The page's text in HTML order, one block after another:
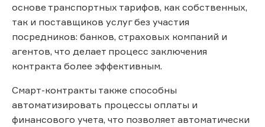
основе транспортных тарифов, как собственных,
так и поставщиков услуг без участия
посредников: банков, страховых компаний и
агентов, что делает процесс заключения
контракта более эффективным.
Смарт-контракты также способны
автоматизировать процессы оплаты и
финансового учета, что позволяет автоматически